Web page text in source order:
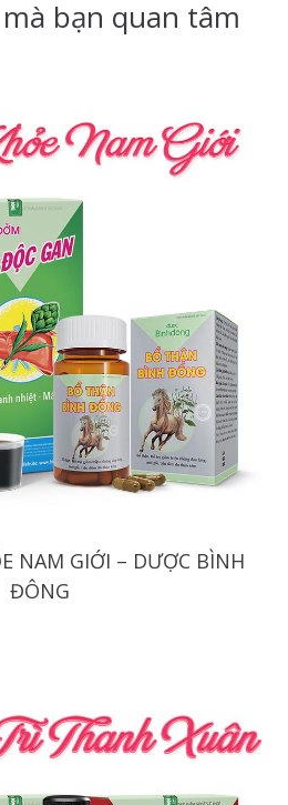
bạn quan tâm
NAM GIỚI – DƯỢC BÌNH
ĐÔNG